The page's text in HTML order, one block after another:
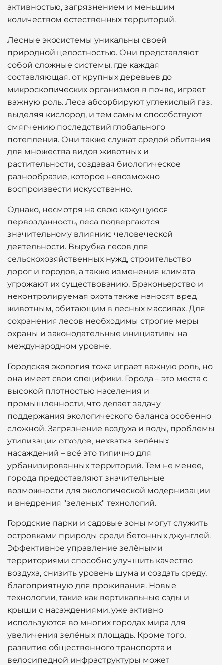
активностью, загрязнением и меньшим
количеством естественных территорий.
Лесные экосистемы уникальны своей
природной целостностью. Они представляют
собой сложные системы, где каждая
составляющая, от крупных деревьев до
микроскопических организмов в почве, играет
важную роль. Леса абсорбируют углекислый газ,
выделяя кислород, и тем самым способствуют
смягчению последствий глобального
потепления. Они также служат средой обитания
для множества видов животных и
растительности, создавая биологическое
разнообразие, которое невозможно
воспроизвести искусственно.
Однако, несмотря на свою кажущуюся
первозданность, леса подвергаются
значительному влиянию человеческой
деятельности. Вырубка лесов для
сельскохозяйственных нужд, строительство
дорог и городов, а также изменения климата
угрожают их существованию. Браконьерство и
неконтролируемая охота также наносят вред
животным, обитающим в лесных массивах. Для
сохранения лесов необходимы строгие меры
охраны и законодательные инициативы на
международном уровне.
Городская экология тоже играет важную роль, но
она имеет свои специфики. Города – это места с
высокой плотностью населения и
промышленности, что делает задачу
поддержания экологического баланса особенно
сложной. Загрязнение воздуха и воды, проблемы
утилизации отходов, нехватка зелёных
насаждений – всё это типично для
урбанизированных территорий. Тем не менее,
города предоставляют значительные
возможности для экологической модернизации
и внедрения "зеленых" технологий.
Городские парки и садовые зоны могут служить
островками природы среди бетонных джунглей.
Эффективное управление зелёными
территориями способно улучшить качество
воздуха, снизить уровень шума и создать среду,
благоприятную для проживания. Новые
технологии, такие как вертикальные сады и
крыши с насаждениями, уже активно
используются во многих городах мира для
увеличения зелёных площадь. Кроме того,
развитие общественного транспорта и
велосипедной инфраструктуры может